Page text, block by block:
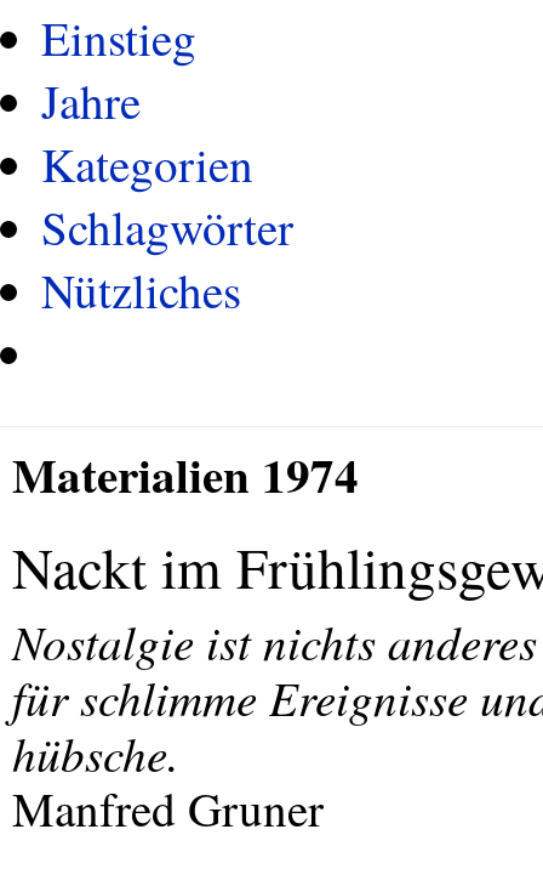
Einstieg
Jahre
Kategorien
Schlagwörter
Nützliches
Materialien 1974
Nackt im
Nostalgie ist nichts
für schlimme Ereignisse
hübsche.
Manfred Gruner